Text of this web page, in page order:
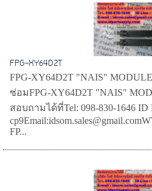
FPG-XY64D2T
FPG-XY64D2T "NAIS"
ซ่อมFPG-XY64D2T "NAIS"
สอบถามได้ที่Tel: 098-830-1646 ID
FP...